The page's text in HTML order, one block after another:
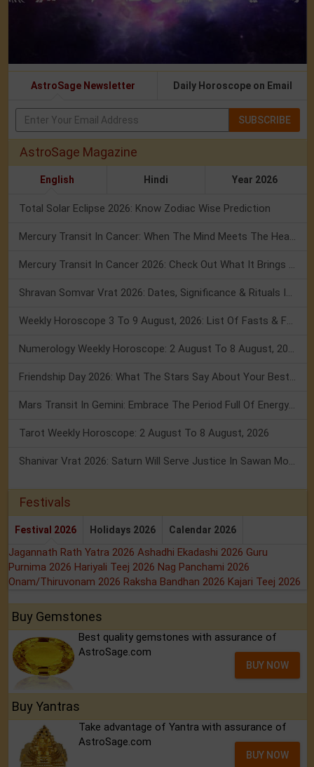
AstroSage Newsletter Daily Horoscope on Email
SUBSCRIBE
AstroSage Magazine
English Hindi Year 2026
Total Solar Eclipse 2026: Know Zodiac Wise Prediction
Tarot Weekly Horoscope: 2 August To 8 August, 2026
Festivals
Festival 2026 Holidays 2026 Calendar 2026
Jagannath Rath Yatra 2026 Ashadhi Ekadashi 2026 Guru
Purnima 2026 Hariyali Teej 2026 Nag Panchami 2026
Onam/Thiruvonam 2026 Raksha Bandhan 2026 Kajari Teej 2026
Buy Gemstones
Best quality gemstones with assurance of
AstroSage.com
BUY NOW
Buy Yantras
Take advantage of Yantra with assurance of
AstroSage.com
BUY NOW